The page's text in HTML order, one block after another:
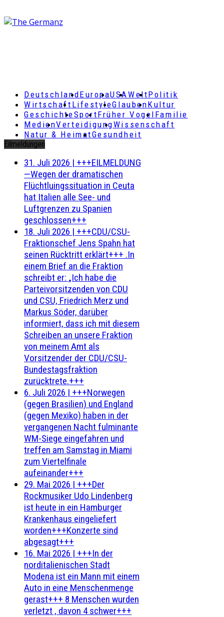
DeutschlandEuropaUSAWeltPolitik
Wirtschaft LifestyleGlaubenKultur
GeschichteSportFrüher Vogel Familie
MedienVerteidigungWissenschaft
Natur & HeimatGesundheit
Eilmeldungen
31. Juli 2026 | +++EILMELDUNG
—Wegen der dramatischen
Flüchtluingssituation in Ceuta
hat Italien alle See- und
Luftgrenzen zu Spanien
geschlossen+++
18. Juli 2026 | +++CDU/CSU-
Fraktionschef Jens Spahn hat
seinen Rücktritt erklärt+++ .In
einem Brief an die Fraktion
schreibt er: „Ich habe die
Parteivorsitzenden von CDU
und CSU, Friedrich Merz und
Markus Söder, darüber
informiert, dass ich mit diesem
Schreiben an unsere Fraktion
von meinem Amt als
Vorsitzender der CDU/CSU-
Bundestagsfraktion
zurücktrete.+++
6. Juli 2026 | +++Norwegen
(gegen Brasilien) und England
(gegen Mexiko) haben in der
vergangenen Nacht fulminante
WM-Siege eingefahren und
treffen am Samstag in Miami
zum Viertelfinale
aufeinander+++
29. Mai 2026 | +++Der
Rockmusiker Udo Lindenberg
ist heute in ein Hamburger
Krankenhaus eingeliefert
worden+++Konzerte sind
abgesagt+++
16. Mai 2026 | +++In der
norditalienischen Stadt
Modena ist ein Mann mit einem
Auto in eine Menschenmenge
gerast+++ 8 Menschen wurden
verletzt , davon 4 schwer+++